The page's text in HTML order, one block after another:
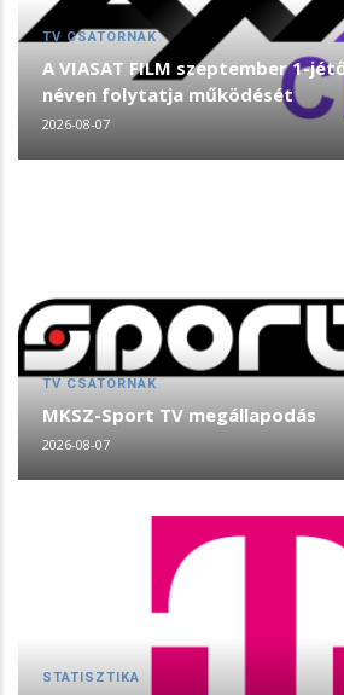
TV CSATORNÁK
A VIASAT FILM szeptember 1-
néven folytatja működését
2026-08-07
TV CSATORNÁK
MKSZ-Sport TV megállapodás
2026-08-07
STATISZTIKA